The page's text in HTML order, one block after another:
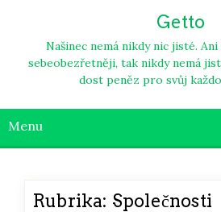
Getto
Našinec nemá nikdy nic jisté.
sebeobezřetněji, tak nikdy nemá
dost peněz pro svůj
Menu
Rubrika: Společnosti